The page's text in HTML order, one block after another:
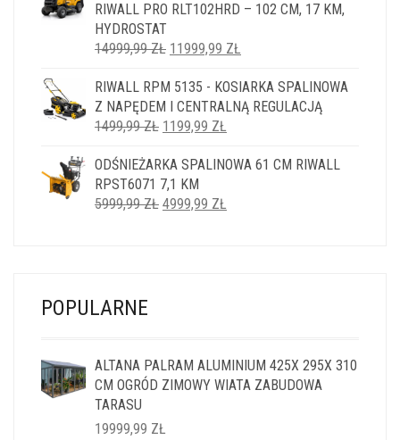
RIWALL PRO RLT102HRD – 102 CM, 17 KM,
HYDROSTAT
14999,99ZŁ PIERWOTNA
WYNOSIŁA:
14999,99 ZŁ.
11999,99 ZŁ
WYNOSI:
11999,99 ZŁ.
RIWALL RPM 5135 - KOSIARKA SPALINOWA
Z NAPĘDEM I CENTRALNĄ REGULACJĄ
1499,99ZŁ PIERWOTNA
WYNOSIŁA:
1499,99 ZŁ.
1199,99 ZŁ
WYNOSI:
ODŚNIEŻARKA SPALINOWA 61 CM RIWALL
RPST6071 7,1 KM
5999,99ZŁ PIERWOTNA
4999,99 ZŁ
POPULARNE
ALTANA PALRAM ALUMINIUM 425X 295X 310
CM OGRÓD ZIMOWY WIATA ZABUDOWA
TARASU
19999,99 ZŁ